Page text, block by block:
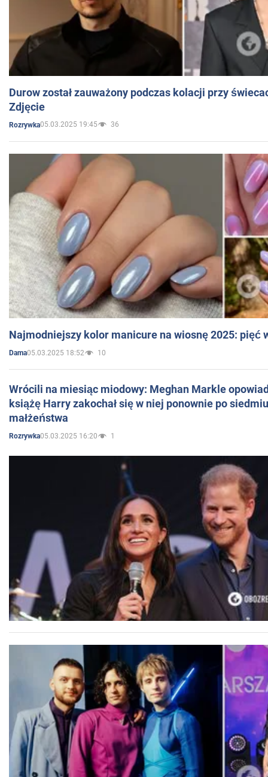
Durow został zauważony podczas kolacji przy
Zdjęcie
Rozrywka05.03.2025 19:45 36
Najmodniejszy kolor manicure na wiosnę 2025: pięć
Dama05.03.2025 18:52 10
Wrócili na miesiąc miodowy: Meghan Markle
książę Harry zakochał się w niej ponownie po
małżeństwa
Rozrywka05.03.2025 16:20 1